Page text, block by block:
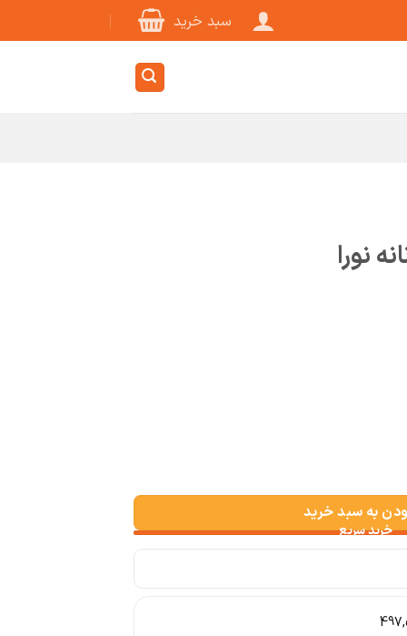
سبد خرید
نورا
به سبد خرید